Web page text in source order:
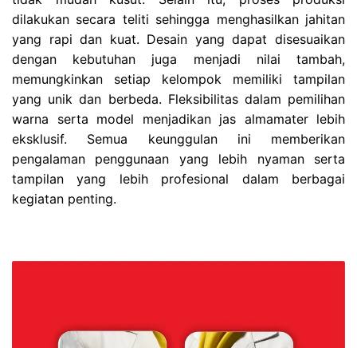
dilakukan secara teliti sehingga menghasilkan jahitan
yang rapi dan kuat. Desain yang dapat disesuaikan
dengan kebutuhan juga menjadi nilai tambah,
memungkinkan setiap kelompok memiliki tampilan
yang unik dan berbeda. Fleksibilitas dalam pemilihan
warna serta model menjadikan jas almamater lebih
eksklusif. Semua keunggulan ini memberikan
pengalaman penggunaan yang lebih nyaman serta
tampilan yang lebih profesional dalam berbagai
kegiatan penting.